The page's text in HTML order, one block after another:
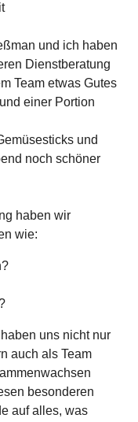
und ich haben
Dienstberatung
Team etwas Gutes
einer Portion
und
noch schöner
haben wir
wie:
uns nicht nur
auch als Team
besonderen
auf alles, was